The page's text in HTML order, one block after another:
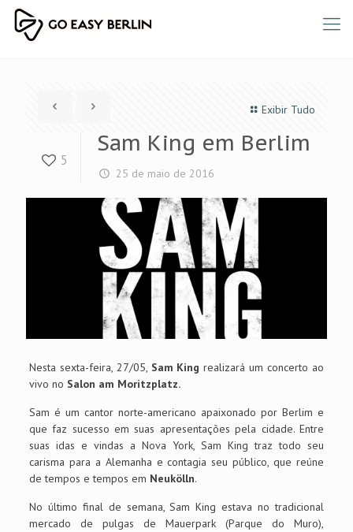
Exibir Tudo
5
Sam King em Berlim
25 de maio de 2016
Nesta sexta-feira, 27/05, Sam King realizará um concerto ao
vivo no Salon am Moritzplatz.
Sam é um cantor norte-americano apaixonado por Berlim e
que faz sucesso em suas apresentações pela cidade. Entre
suas idas e vindas a Nova York, Sam King traz todo seu
carisma para a Alemanha e contagia seu público, que reúne
de tempos e tempos em Neukölln.
No último final de semana, Sam King estava no tradicional
mercado de pulgas de Mauerpark (Parque do Muro),